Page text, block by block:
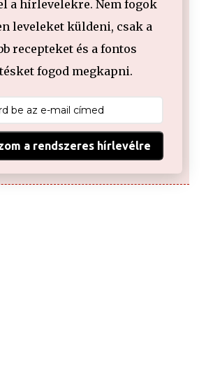
a hírlevelekre. Nem fogok
leveleket küldeni, csak a
recepteket és a fontos
fogod megkapni.
a rendszeres hírlevélre